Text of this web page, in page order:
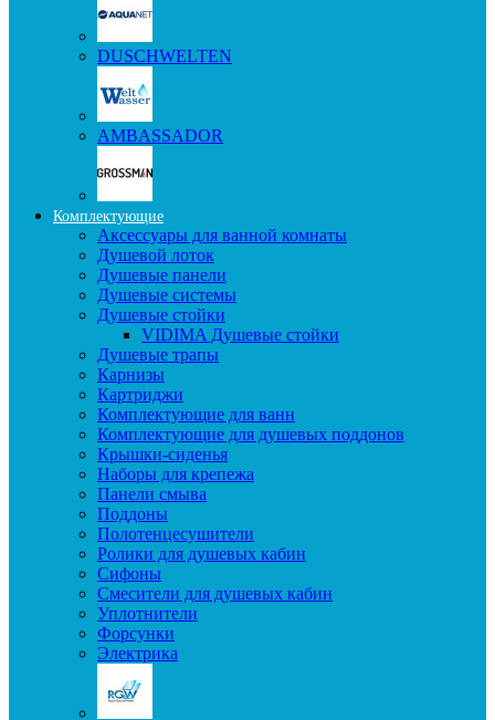
DUSCHWELTEN
AMBASSADOR
Комплектующие
Аксессуары для ванной комнаты
Душевой лоток
Душевые панели
Душевые системы
Душевые стойки
VIDIMA Душевые стойки
Душевые трапы
Карнизы
Картриджи
Комплектующие для ванн
Комплектующие для душевых поддонов
Крышки-сиденья
Наборы для крепежа
Панели смыва
Поддоны
Полотенцесушители
Ролики для душевых кабин
Сифоны
Смесители для душевых кабин
Уплотнители
Форсунки
Электрика